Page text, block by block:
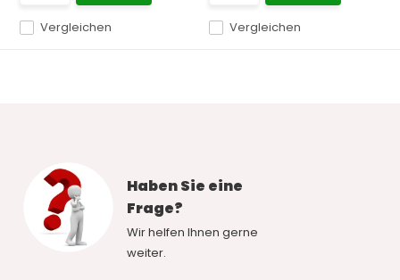
Vergleichen Vergleichen
Haben Sie eine
Frage?
Wir helfen Ihnen gerne
weiter.